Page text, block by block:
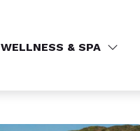
WELLNESS & SPA